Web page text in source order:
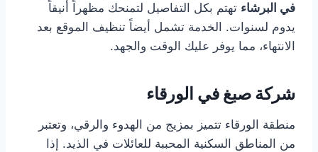
في البرشاء تهتم بكل التفاصيل لتمنحك مظهراً أنيقاً
يدوم لسنوات. الخدمة تشمل أيضاً تنظيف الموقع بعد
الانتهاء، مما يوفر عليك الوقت والجهد.
شركة صبغ في الورقاء
منطقة الورقاء تتميز بمزيج من الهدوء والرقي، وتعتبر
من المناطق السكنية المحببة للعائلات في الذيد. إذا